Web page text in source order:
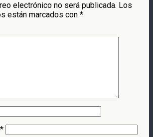
electrónico no será publicada. Los
están marcados con *
*